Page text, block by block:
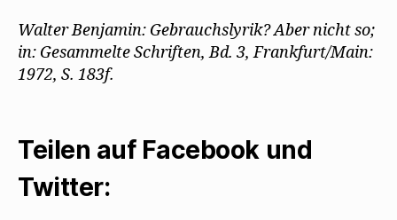
Walter Benjamin: Gebrauchslyrik? Aber nicht so;
in: Gesammelte Schriften, Bd. 3, Frankfurt/Main:
1972, S. 183f.
Teilen auf Facebook und
Twitter: